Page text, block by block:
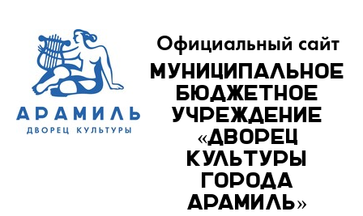
Официальный сайт
Муниципальное
бюджетное
учреждение
«Дворец
культуры
города
Арамиль»